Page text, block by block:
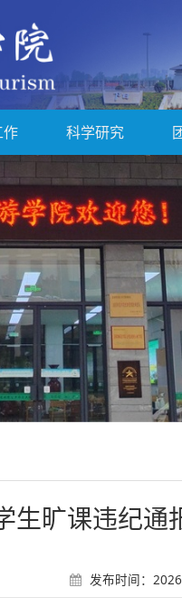
科学研究
生旷课违纪
发布时间：